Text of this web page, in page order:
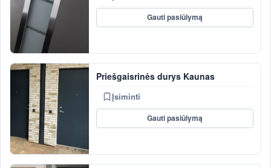
Gauti pasiūlymą
Priešgaisrinės durys Kaunas
Įsiminti
Gauti pasiūlymą